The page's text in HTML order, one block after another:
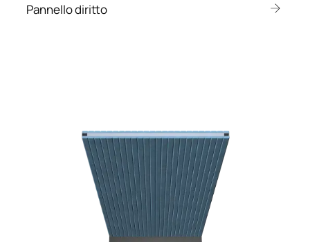
Pannello diritto